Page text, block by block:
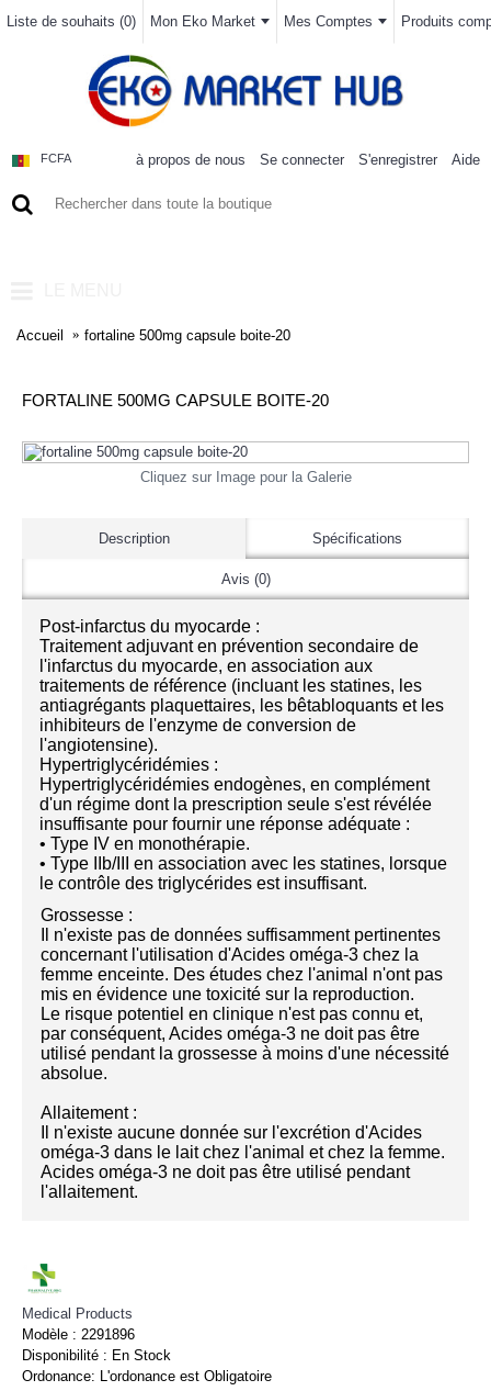
Liste de souhaits (0) Mon Eko Market Mes Comptes Produits
FCFA à propos de nous Se connecter S'enregistrer Aide
Accueil fortaline 500mg capsule boite-20
FORTALINE 500MG CAPSULE BOITE-20
Cliquez sur Image pour la Galerie
Description Spécifications
Avis (0)
Post-infarctus du myocarde :
Traitement adjuvant en prévention secondaire de
l'infarctus du myocarde, en association aux
traitements de référence (incluant les statines, les
antiagrégants plaquettaires, les bêtabloquants et les
inhibiteurs de l'enzyme de conversion de
l'angiotensine).
Hypertriglycéridémies :
Hypertriglycéridémies endogènes, en complément
d'un régime dont la prescription seule s'est révélée
insuffisante pour fournir une réponse adéquate :
• Type IV en monothérapie.
• Type IIb/III en association avec les statines, lorsque
le contrôle des triglycérides est insuffisant.
Grossesse :
Il n'existe pas de données suffisamment pertinentes
concernant l'utilisation d'Acides oméga-3 chez la
femme enceinte. Des études chez l'animal n'ont pas
mis en évidence une toxicité sur la reproduction.
Le risque potentiel en clinique n'est pas connu et,
par conséquent, Acides oméga-3 ne doit pas être
utilisé pendant la grossesse à moins d'une nécessité
absolue.
Allaitement :
Il n'existe aucune donnée sur l'excrétion d'Acides
oméga-3 dans le lait chez l'animal et chez la femme.
Acides oméga-3 ne doit pas être utilisé pendant
l'allaitement.
Medical Products
Modèle : 2291896
Disponibilité : En Stock
Ordonance: L'ordonance est Obligatoire